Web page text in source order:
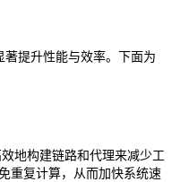
提升性能与效率。下面为
地构建链路和代理来减少工
重复计算，从而加快系统速